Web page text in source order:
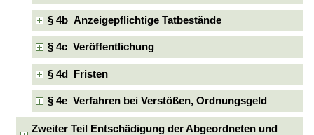
§ 4b Anzeigepflichtige Tatbestände
§ 4c Veröffentlichung
§ 4d Fristen
§ 4e Verfahren bei Verstößen, Ordnungsgeld
Zweiter Teil Entschädigung der Abgeordneten und